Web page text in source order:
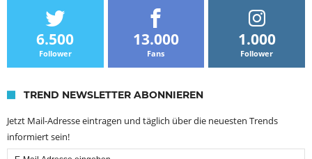
6.500
Follower
13.000
Fans
1.000
Follower
TREND NEWSLETTER ABONNIEREN
Jetzt Mail-Adresse eintragen und täglich über die neuesten Trends
informiert sein!
Email